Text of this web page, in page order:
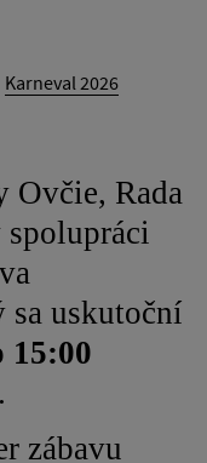
Karneval 2026
Ovčie, Rada
sa uskutoční
15:00
zábavu